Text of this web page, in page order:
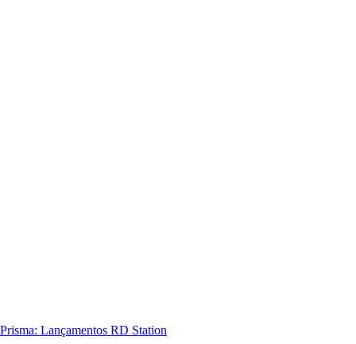
Prisma: Lançamentos RD Station